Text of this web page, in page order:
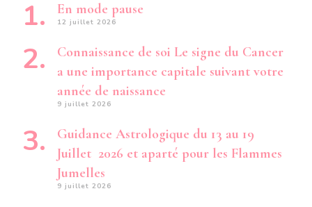
En mode pause
12 juillet 2026
Connaissance de soi Le signe du Cancer
a une importance capitale suivant votre
année de naissance
9 juillet 2026
Guidance Astrologique du 13 au 19
Juillet 2026 et aparté pour les Flammes
Jumelles
9 juillet 2026